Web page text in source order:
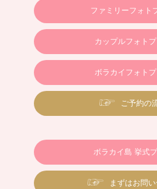
ファミリーフォト
カップルフォト
ボラカイフォト
ご予約の
ボラカイ島 挙式
まずはお問